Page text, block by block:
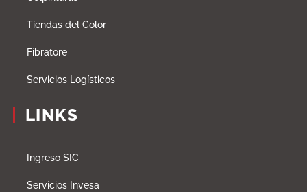
Tiendas del Color
Fibratore
Servicios Logísticos
LINKS
Ingreso SIC
Servicios Invesa